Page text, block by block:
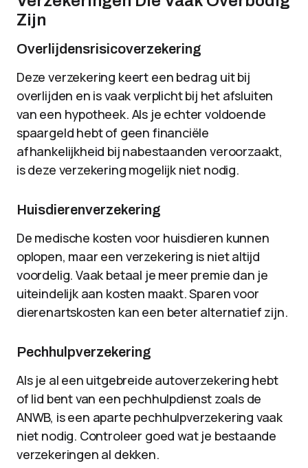
Zijn
Overlijdensrisicoverzekering
Deze verzekering keert een bedrag uit bij
overlijden en is vaak verplicht bij het afsluiten
van een hypotheek. Als je echter voldoende
spaargeld hebt of geen financiële
afhankelijkheid bij nabestaanden veroorzaakt,
is deze verzekering mogelijk niet nodig.
Huisdierenverzekering
De medische kosten voor huisdieren kunnen
oplopen, maar een verzekering is niet altijd
voordelig. Vaak betaal je meer premie dan je
uiteindelijk aan kosten maakt. Sparen voor
dierenartskosten kan een beter alternatief zijn.
Pechhulpverzekering
Als je al een uitgebreide autoverzekering hebt
of lid bent van een pechhulpdienst zoals de
ANWB, is een aparte pechhulpverzekering vaak
niet nodig. Controleer goed wat je bestaande
verzekeringen al dekken.